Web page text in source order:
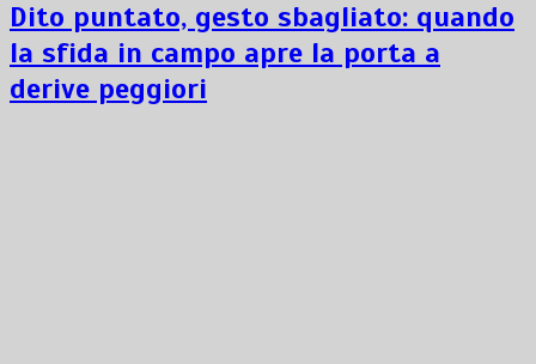
Dito puntato, gesto sbagliato: quando
la sfida in campo apre la porta a
derive peggiori